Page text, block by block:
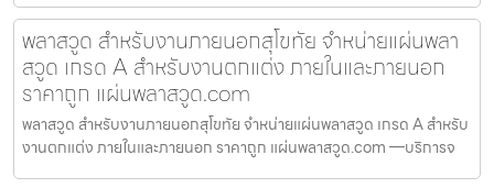
พลาสวูด สำหรับงานภายนอกสุโขทัย จำหน่ายแผ่นพลา
สวูด เกรด A สำหรับงานตกแต่ง ภายในและภายนอก
ราคาถูก แผ่นพลาสวูด.com
พลาสวูด สำหรับงานภายนอกสุโขทัย จำหน่ายแผ่นพลาสวูด เกรด A สำหรับ
งานตกแต่ง ภายในและภายนอก ราคาถูก แผ่นพลาสวูด.com —บริการจ